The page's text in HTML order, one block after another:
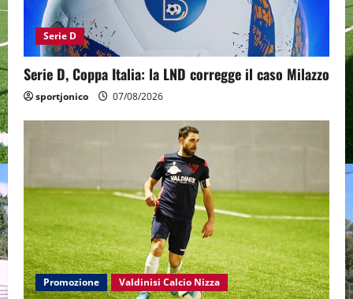
Serie D
Serie D, Coppa Italia: la LND corregge il caso Milazzo
sportjonico 07/08/2026
Promozione Valdinisi Calcio Nizza